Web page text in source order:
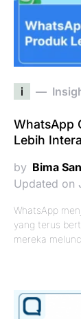
i
WhatsApp
Lebih
by Bima
Updated on
WhatsApp
yang terus
mereka